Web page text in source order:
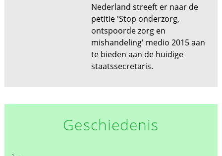
Nederland streeft er naar de
petitie 'Stop onderzorg,
ontspoorde zorg en
mishandeling' medio 2015 aan
te bieden aan de huidige
staatssecretaris.
Geschiedenis